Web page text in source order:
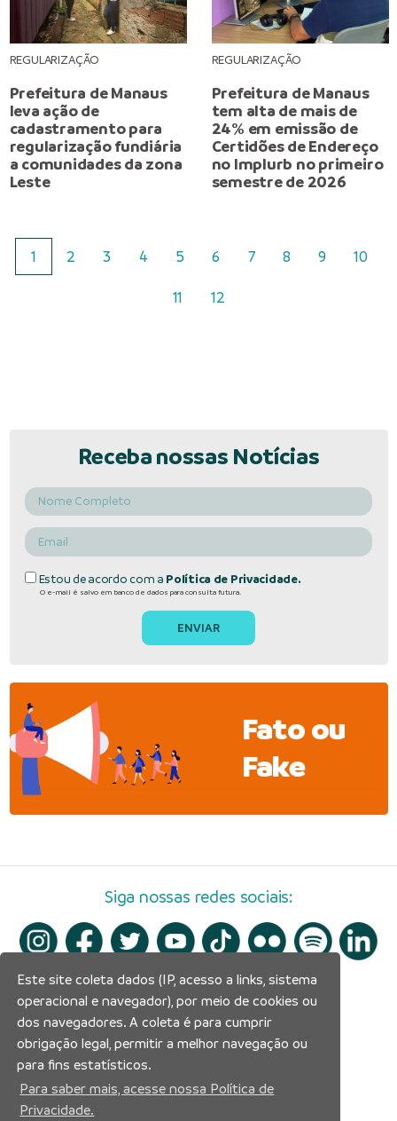
REGULARIZAÇÃO
Prefeitura de Manaus
leva ação de
cadastramento para
regularização fundiária
a comunidades da zona
Leste
REGULARIZAÇÃO
Prefeitura de Manaus
tem alta de mais de
24% em emissão de
Certidões de Endereço
no Implurb no primeiro
semestre de 2026
1 2 3 4 5 6 7 8 9 10
11 12
Receba nossas Notícias
Estou de acordo com a Política de Privacidade.
O e-mail é salvo em banco de dados para consulta futura.
Fato ou
Fake
Siga nossas redes sociais:
Este site coleta dados (IP, acesso a links, sistema
operacional e navegador), por meio de cookies ou
dos navegadores. A coleta é para cumprir
obrigação legal, permitir a melhor navegação ou
para fins estatísticos.
Para saber mais, acesse nossa Política de
Privacidade.